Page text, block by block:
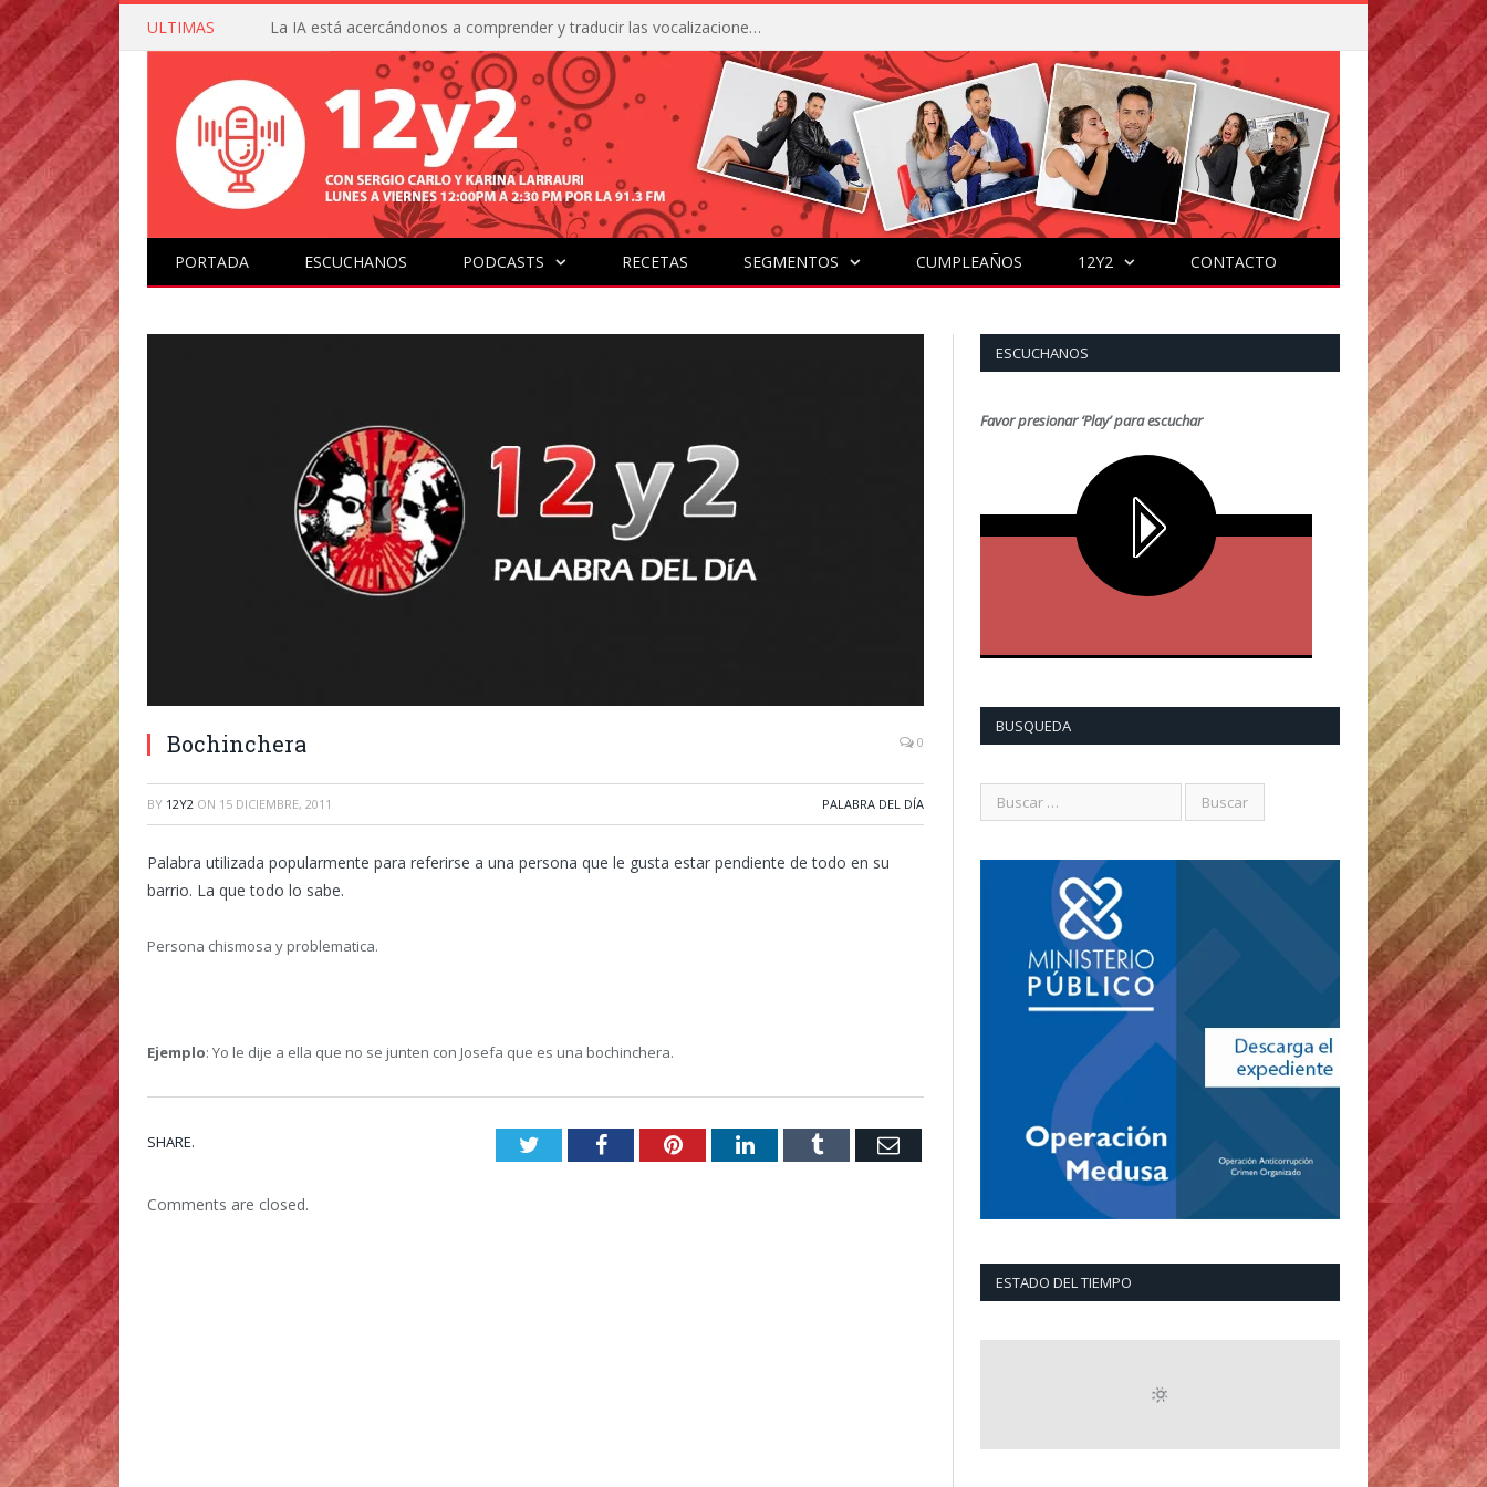
ULTIMAS La IA está acercándonos a comprender y traducir las vocalizaciones y comportamientos de nuestras mascotas
PORTADA ESCUCHANOS PODCASTS RECETAS SEGMENTOS CUMPLEAÑOS 12Y2 CONTACTO
Bochinchera 0
BY 12Y2 ON 15 DICIEMBRE, 2011 PALABRA DEL DÍA
Palabra utilizada popularmente para referirse a una persona que le gusta estar pendiente de todo en su
barrio. La que todo lo sabe.
Persona chismosa y problematica.
Ejemplo: Yo le dije a ella que no se junten con Josefa que es una bochinchera.
SHARE. TwitterFacebookPinterestLinkedInTumblr Email
Comments are closed.
ESCUCHANOS
Favor presionar ‘Play’ para escuchar
BUSQUEDA
ESTADO DEL TIEMPO